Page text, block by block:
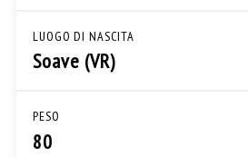
LUOGO DI NASCITA
Soave (VR)
PESO
80